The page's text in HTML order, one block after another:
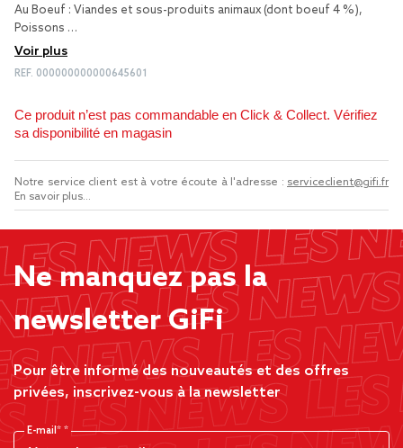
Au Boeuf : Viandes et sous-produits animaux (dont boeuf 4 %),
Poissons …
Voir plus
REF. 000000000000645601
Ce produit n’est pas commandable en Click & Collect. Vérifiez
sa disponibilité en magasin
Notre service client est à votre écoute à l'adresse : serviceclient@gifi.fr
En savoir plus...
Ne manquez pas la
newsletter GiFi
Pour être informé des nouveautés et des offres
privées, inscrivez-vous à la newsletter
E-mail*